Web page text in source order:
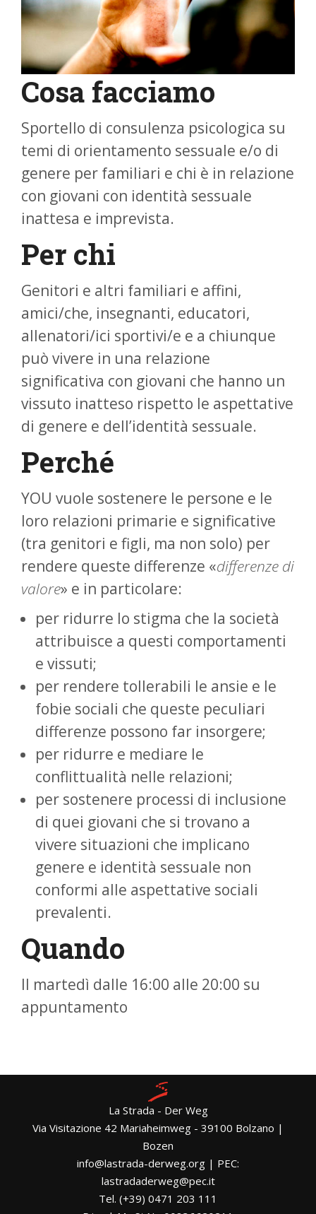
Cosa facciamo
Sportello di consulenza psicologica su
temi di orientamento sessuale e/o di
genere per familiari e chi è in relazione
con giovani con identità sessuale
inattesa e imprevista.
Per chi
Genitori e altri familiari e affini,
amici/che, insegnanti, educatori,
allenatori/ici sportivi/e e a chiunque
può vivere in una relazione
significativa con giovani che hanno un
vissuto inatteso rispetto le aspettative
di genere e dell’identità sessuale.
Perché
YOU vuole sostenere le persone e le
loro relazioni primarie e significative
(tra genitori e figli, ma non solo) per
rendere queste differenze «differenze di
valore» e in particolare:
per ridurre lo stigma che la società
attribuisce a questi comportamenti
e vissuti;
per rendere tollerabili le ansie e le
fobie sociali che queste peculiari
differenze possono far insorgere;
per ridurre e mediare le
conflittualità nelle relazioni;
per sostenere processi di inclusione
di quei giovani che si trovano a
vivere situazioni che implicano
genere e identità sessuale non
conformi alle aspettative sociali
prevalenti.
Quando
Il martedì dalle 16:00 alle 20:00 su
appuntamento
La Strada - Der Weg
Via Visitazione 42 Mariaheimweg - 39100 Bolzano |
Bozen
info@lastrada-derweg.org | PEC:
lastradaderweg@pec.it
Tel. (+39) 0471 203 111